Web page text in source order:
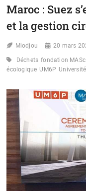
LA
PLASTIQUE
DES
BIODÉGRADABLES
Maroc : Suez
et la gestion
Miodjou 20 mars
Déchets fondation
écologique UM6P